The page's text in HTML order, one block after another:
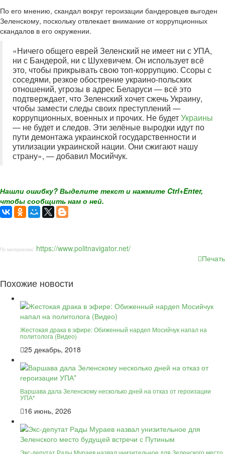
По его мнению, скандал вокруг героизации бандеровцев выгоден
Зеленскому, поскольку отвлекает внимание от коррупционных
скандалов в его окружении.
«Ничего общего еврей Зеленский не имеет ни с УПА,
ни с Бандерой, ни с Шухевичем. Он использует всё
это, чтобы прикрывать свою топ-коррупцию. Ссоры с
соседями, резкое обострение украино-польских
отношений, угрозы в адрес Беларуси — всё это
подтверждает, что Зеленский хочет сжечь Украину,
чтобы замести следы своих преступлений —
коррупционных, военных и прочих. Не будетУкраины
— не будет и следов. Эти зелёные выродки идут по
пути демонтажа украинской государственности и
утилизации украинской нации. Они сжигают нашу
страну», — добавил Мосийчук.
Нашли ошибку? Выделите текст и нажмите Ctrl+Enter,
чтобы сообщить нам о ней.
По материалам: https://www.politnavigator.net/
Печать
Похожие новости
Жестокая драка в эфире: Обиженный нардеп Мосийчук напал на
политолога (Видео)
25 декабрь, 2018
Варшава дала Зеленскому несколько дней на отказ от героизации
УПА*
16 июнь, 2026
Экс-депутат Рады Мураев назвал унизительное для Зеленского место